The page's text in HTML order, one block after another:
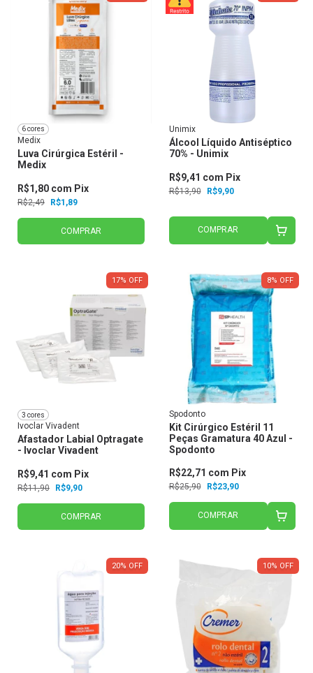
6 cores
Medix
Luva Cirúrgica Estéril -
Medix
R$2,49 R$1,89
R$1,80 com Pix
COMPRAR
Unimix
Álcool Líquido Antiséptico
70% - Unimix
R$13,90 R$9,90
R$9,41 com Pix
COMPRAR
17% OFF
3 cores
Ivoclar Vivadent
Afastador Labial Optragate
- Ivoclar Vivadent
R$11,90 R$9,90
R$9,41 com Pix
COMPRAR
8% OFF
Spodonto
Kit Cirúrgico Estéril 11
Peças Gramatura 40 Azul -
Spodonto
R$25,90 R$23,90
R$22,71 com Pix
COMPRAR
20% OFF 10% OFF